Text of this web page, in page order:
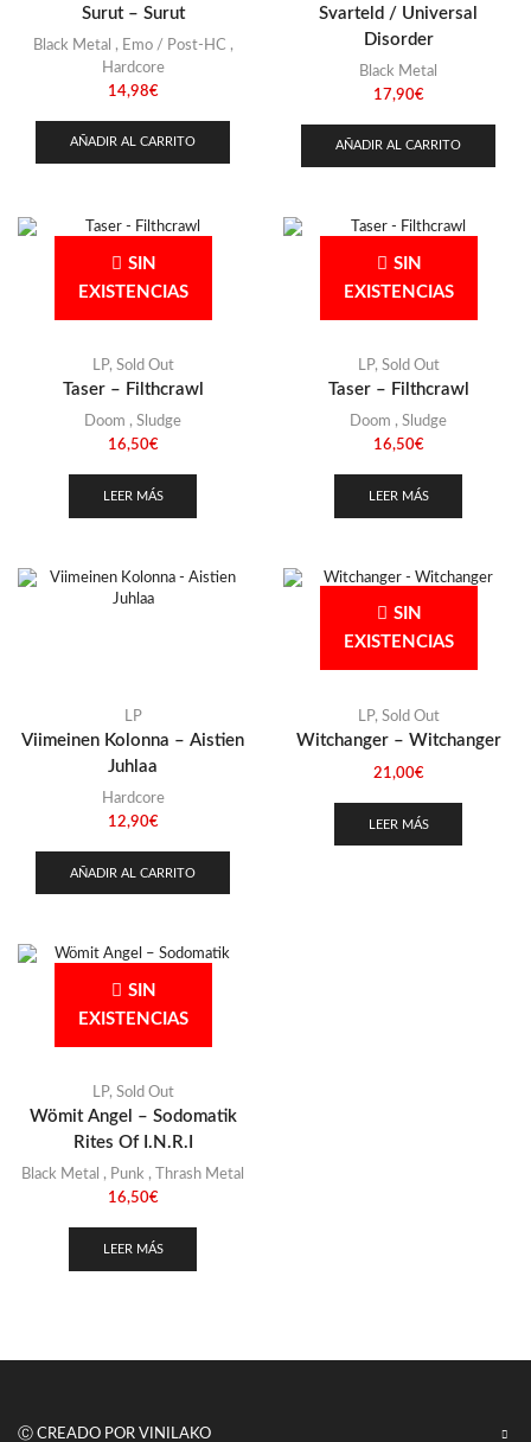
Surut – Surut
Black Metal , Emo / Post-HC ,
Hardcore
14,98€
AÑADIR AL CARRITO
Svarteld / Universal
Disorder
Black Metal
17,90€
AÑADIR AL CARRITO
SIN
EXISTENCIAS
LP, Sold Out
Taser – Filthcrawl
Doom , Sludge
16,50€
LEER MÁS
SIN
EXISTENCIAS
LP, Sold Out
Taser – Filthcrawl
Doom , Sludge
16,50€
LEER MÁS
LP
Viimeinen Kolonna – Aistien
Juhlaa
Hardcore
12,90€
AÑADIR AL CARRITO
SIN
EXISTENCIAS
LP, Sold Out
Witchanger – Witchanger
21,00€
LEER MÁS
SIN
EXISTENCIAS
LP, Sold Out
Wömit Angel – Sodomatik
Rites Of I.N.R.I
Black Metal , Punk ,
Thrash Metal
16,50€
LEER MÁS
Ⓒ CREADO POR VINILAKO